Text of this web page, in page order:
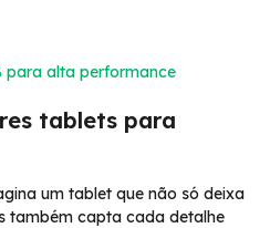
para alta performance
tablets para
um tablet que não só deixa
também capta cada detalhe